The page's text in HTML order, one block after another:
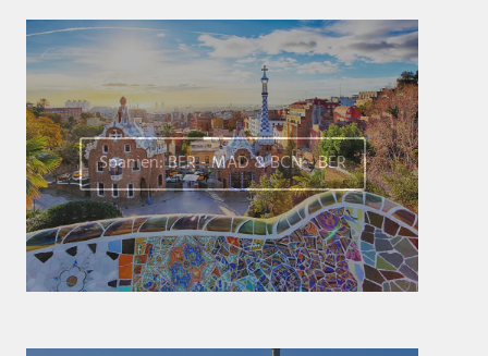
Spanien: BER - MAD & BCN - BER